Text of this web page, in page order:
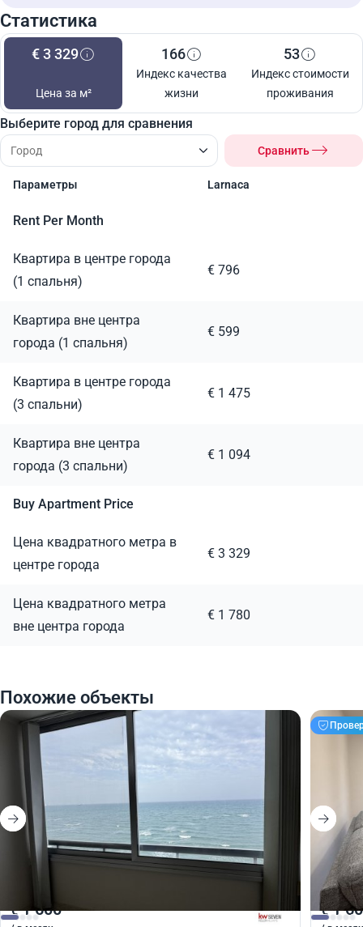
Статистика
€ 3 329
Цена за м²
166
Индекс качества
жизни
53
Индекс стоимости
проживания
Выберите город для сравнения
Сравнить
Параметры Larnaca
Rent Per Month
Квартира в центре города
(1 спальня)
€ 796
Квартира вне центра
города (1 спальня)
€ 599
Квартира в центре города
(3 спальни)
€ 1 475
Квартира вне центра
города (3 спальни)
€ 1 094
Buy Apartment Price
Цена квадратного метра в
центре города
€ 3 329
Цена квадратного метра
вне центра города
€ 1 780
Похожие объекты
€1 600 €1